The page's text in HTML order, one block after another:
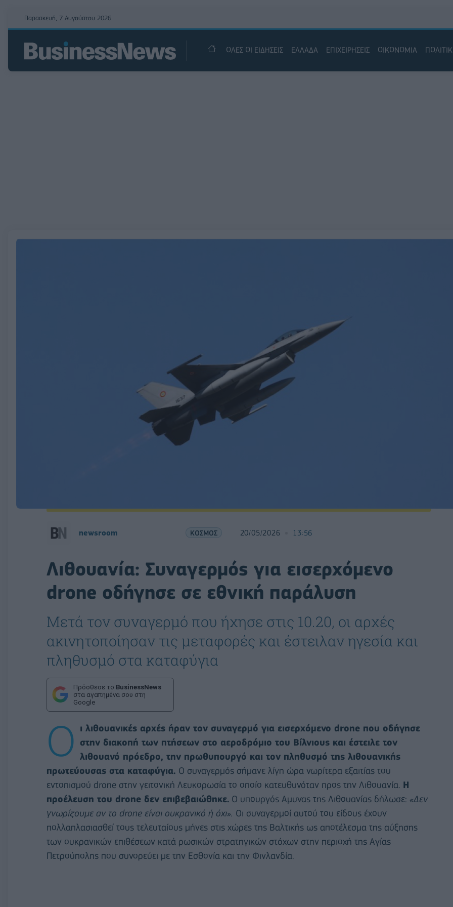
Παρασκευή, 7 Αυγούστου 2026
ΟΛΕΣ ΟΙ ΕΙΔΗΣΕΙΣ ΕΛΛΑΔΑ ΕΠΙΧΕΙΡΗΣΕΙΣ ΟΙΚΟΝΟΜΙΑ
newsroom ΚΟΣΜΟΣ 20/05/2026 13:56
Λιθουανία: Συναγερμός για εισερχόμενο
drone οδήγησε σε εθνική παράλυση
Μετά τον συναγερμό που ήχησε στις 10.20, οι αρχές
ακινητοποίησαν τις μεταφορές και έστειλαν ηγεσία και
πληθυσμό στα καταφύγια
Πρόσθεσε το BusinessNews
στα αγαπημένα σου στη
Google
Ο
ι λιθουανικές αρχές ήραν τον συναγερμό για εισερχόμενο drone που οδήγησε
στην διακοπή των πτήσεων στο αεροδρόμιο του Βίλνιους και έστειλε τον
λιθουανό πρόεδρο, την πρωθυπουργό και τον πληθυσμό της λιθουανικής
πρωτεύουσας στα καταφύγια. Ο συναγερμός σήμανε λίγη ώρα νωρίτερα εξαιτίας του
εντοπισμού drone στην γειτονική Λευκορωσία το οποίο κατευθυνόταν προς την Λιθουανία. Η
προέλευση του drone δεν επιβεβαιώθηκε. Ο υπουργός Αμυνας της Λιθουανίας δήλωσε: «Δεν
γνωρίζουμε αν το drone είναι ουκρανικό ή όχι». Οι συναγερμοί αυτού του είδους έχουν
πολλαπλασιασθεί τους τελευταίους μήνες στις χώρες της Βαλτικής ως αποτέλεσμα της αύξησης
των ουκρανικών επιθέσεων κατά ρωσικών στρατηγικών στόχων στην περιοχή της Αγίας
Πετρούπολης που συνορεύει με την Εσθονία και την Φινλανδία.